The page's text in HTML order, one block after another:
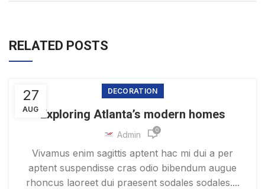
RELATED POSTS
27
AUG
DECORATION
Exploring Atlanta’s modern homes
Admin 0
Vivamus enim sagittis aptent hac mi dui a per
aptent suspendisse cras odio bibendum augue
rhoncus laoreet dui praesent sodales sodales....